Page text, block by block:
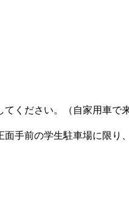
ください。（自家用車で
手前の学生駐車場に限り